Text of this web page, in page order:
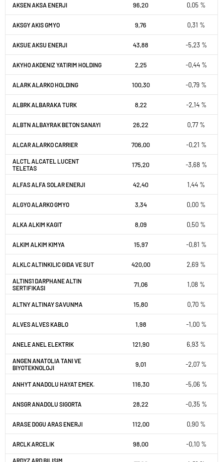
AKSEN AKSA ENERJI 96,20 0,05 %
AKSGY AKIS GMYO 9,76 0,31 %
AKSUE AKSU ENERJI 43,88 -5,23 %
AKYHO AKDENIZ YATIRIM HOLDING 2,25 -0,44 %
ALARK ALARKO HOLDING 100,30 -0,79 %
ALBRK ALBARAKA TURK 8,22 -2,14 %
ALBTN ALBAYRAK BETON SANAYI 26,22 0,77 %
ALCAR ALARKO CARRIER 706,00 -0,21 %
ALCTL ALCATEL LUCENT
TELETAS
175,20 -3,68 %
ALFAS ALFA SOLAR ENERJI 42,40 1,44 %
ALGYO ALARKO GMYO 3,34 0,00 %
ALKA ALKIM KAGIT 8,09 0,50 %
ALKIM ALKIM KIMYA 15,97 -0,81 %
ALKLC ALTINKILIC GIDA VE SUT 420,00 2,69 %
ALTINS1 DARPHANE ALTIN
SERTIFIKASI
71,06 1,08 %
ALTNY ALTINAY SAVUNMA 15,80 0,70 %
ALVES ALVES KABLO 1,98 -1,00 %
ANELE ANEL ELEKTRIK 121,90 6,93 %
ANGEN ANATOLIA TANI VE
BIYOTEKNOLOJI
9,01 -2,07 %
ANHYT ANADOLU HAYAT EMEK. 116,30 -5,06 %
ANSGR ANADOLU SIGORTA 28,22 -0,35 %
ARASE DOGU ARAS ENERJI 112,00 0,90 %
ARCLK ARCELIK 98,00 -0,10 %
ARDYZ ARD BILISIM